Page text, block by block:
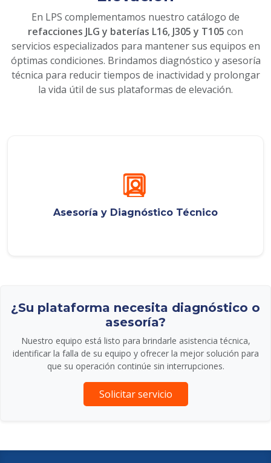
En LPS complementamos nuestro catálogo de
refacciones JLG y baterías L16, J305 y T105 con
servicios especializados para mantener sus equipos en
óptimas condiciones. Brindamos diagnóstico y asesoría
técnica para reducir tiempos de inactividad y prolongar
la vida útil de sus plataformas de elevación.
Asesoría y Diagnóstico Técnico
¿Su plataforma necesita diagnóstico o
asesoría?
Nuestro equipo está listo para brindarle asistencia técnica,
identificar la falla de su equipo y ofrecer la mejor solución para
que su operación continúe sin interrupciones.
Solicitar servicio